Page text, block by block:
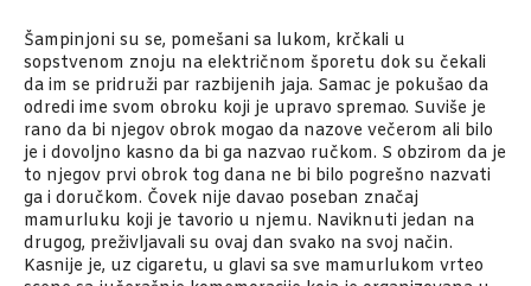
Šampinjoni su se, pomešani sa lukom, krčkali u
sopstvenom znoju na električnom šporetu dok su čekali
da im se pridruži par razbijenih jaja. Samac je pokušao da
odredi ime svom obroku koji je upravo spremao. Suviše je
rano da bi njegov obrok mogao da nazove večerom ali bilo
je i dovoljno kasno da bi ga nazvao ručkom. S obzirom da je
to njegov prvi obrok tog dana ne bi bilo pogrešno nazvati
ga i doručkom. Čovek nije davao poseban značaj
mamurluku koji je tavorio u njemu. Naviknuti jedan na
drugog, preživljavali su ovaj dan svako na svoj način.
Kasnije je, uz cigaretu, u glavi sa sve mamurlukom vrteo